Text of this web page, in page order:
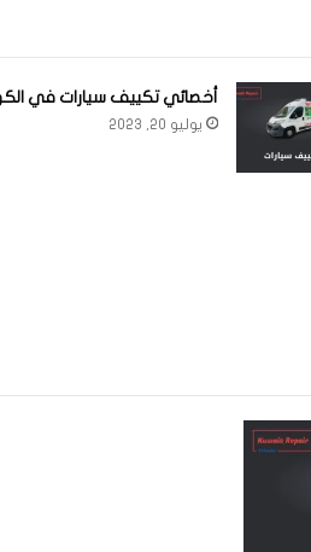
أخصائي تكييف سيارات في
يوليو 20, 2023